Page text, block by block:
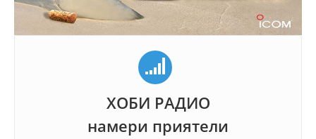
ХОБИ РАДИО
намери приятели